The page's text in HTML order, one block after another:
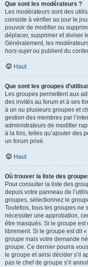
Que sont les modérateurs ?
Les modérateurs sont des
consiste à vérifier au jour le
pouvoir de modifier ou
déplacer, supprimer et diviser
Généralement, les
hors-sujetou publient du
Haut
Que sont les groupes
Les groupes permettent aux
des invités au forum et à ses
à un ou plusieurs groupes et
gestion des membres par
administrateurs de modifier
à la fois, telles qu’ajouter des
un forum privé.
Haut
Où trouver la liste des
Pour consulter la liste des
depuis votre panneau de
groupes, sélectionnez le
Toutefois, tous les groupes ne
nécessiter une approbation,
être masqués. Si le groupe
librement. Si le groupe est dit
groupe mais votre demande
groupe. Ce dernier pourra
le groupe et ainsi décider s’il
pas le chef de groupe s’il